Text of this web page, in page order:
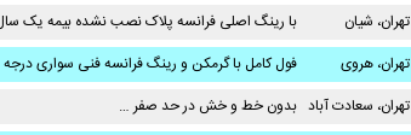
تهران، شیان
با رینگ اصلی فرانسه پلاک نصب نشده بیمه یک سال
تهران، هروی
فول کامل با گرمکن و رینگ فرانسه فنی سواری درجه ۱ تمامی مصرفی ها انجام شده به …
تهران، سعادت آباد بدون خط و خش در حد صفر …